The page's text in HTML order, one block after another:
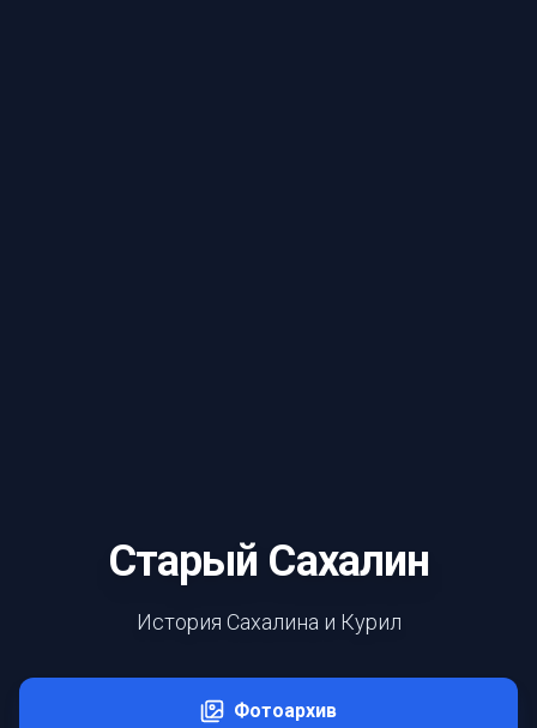
Старый Сахалин
История Сахалина и Курил
Фотоархив